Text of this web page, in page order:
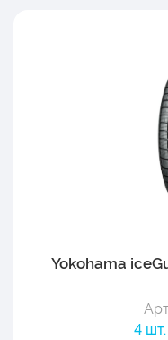
Yokohama
4